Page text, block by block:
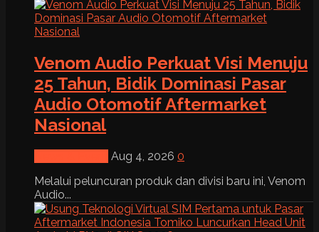
Venom Audio Perkuat Visi Menuju
25 Tahun, Bidik Dominasi Pasar
Audio Otomotif Aftermarket
Nasional
Aug 4, 2026 0
Melalui peluncuran produk dan divisi baru ini, Venom
Audio...